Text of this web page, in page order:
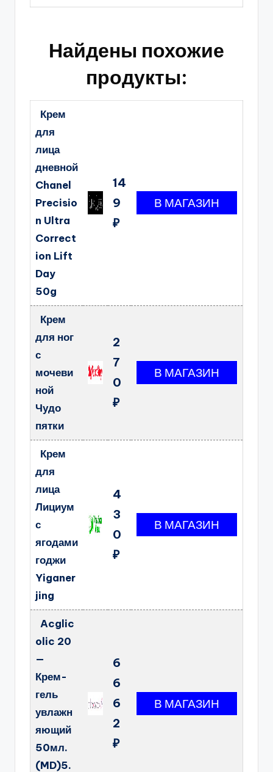
Найдены похожие
продукты:
Крем
для
лица
дневной
Chanel
Precisio
n Ultra
Correct
ion Lift
Day
50g
14
9
₽
Крем
для ног
с
мочеви
ной
Чудо
пятки
2
7
0
₽
Крем
для
лица
Лициум
с
ягодами
годжи
Yiganer
jing
4
3
0
₽
Acglic
olic 20
—
Крем-
гель
увлажн
яющий
50мл.
(MD)5.
6
6
6
2
₽